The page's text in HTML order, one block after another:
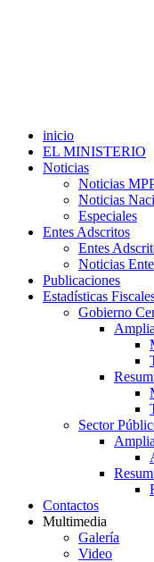
inicio
EL MINISTERIO
Noticias
Noticias
Noticias
Especiales
Entes Adscritos
Entes
Noticias
Publicaciones
Estadísticas
Gobierno
Sector
Contactos
Multimedia
Galería
Video